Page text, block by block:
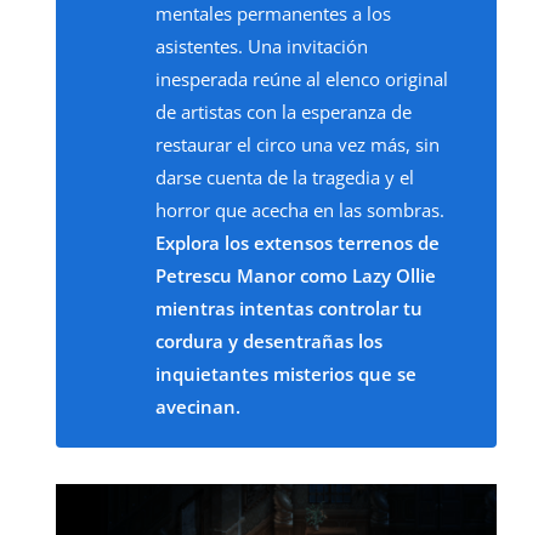
mentales permanentes a los
asistentes. Una invitación
inesperada reúne al elenco original
de artistas con la esperanza de
restaurar el circo una vez más, sin
darse cuenta de la tragedia y el
horror que acecha en las sombras.
Explora los extensos terrenos de
Petrescu Manor como Lazy Ollie
mientras intentas controlar tu
cordura y desentrañas los
inquietantes misterios que se
avecinan.